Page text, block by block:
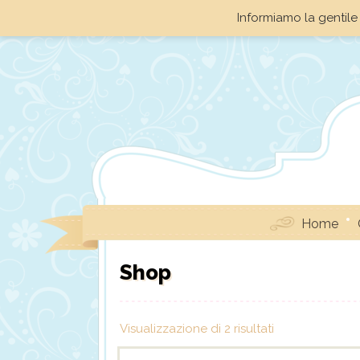
Informiamo la
Home
Shop
Visualizzazione di 2 risultati